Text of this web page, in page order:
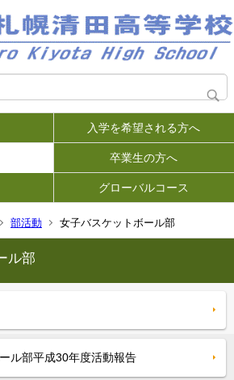
入学を希望される方へ
卒業生の方へ
グローバルコース
部活動 女子バスケットボール部
ル部
ル部平成30年度活動報告